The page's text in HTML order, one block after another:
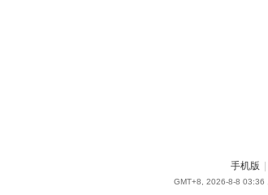
手机版
GMT+8, 2026-8-8 03:36